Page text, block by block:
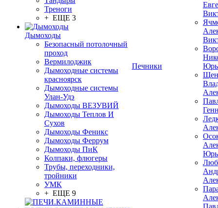
Треноги
+ ЕЩЕ 3
Дымоходы
Безопасный потолочный
проход
Вермилоджик
Дымоходные системы
красноярск
Дымоходные системы
Улан-Удэ
Дымоходы ВЕЗУВИЙ
Дымоходы Теплов И
Сухов
Дымоходы Феникс
Дымоходы Феррум
Дымоходы ПиК
Колпаки, флюгеры
Трубы, переходники,
тройники
УМК
+ ЕЩЕ 9
Печники